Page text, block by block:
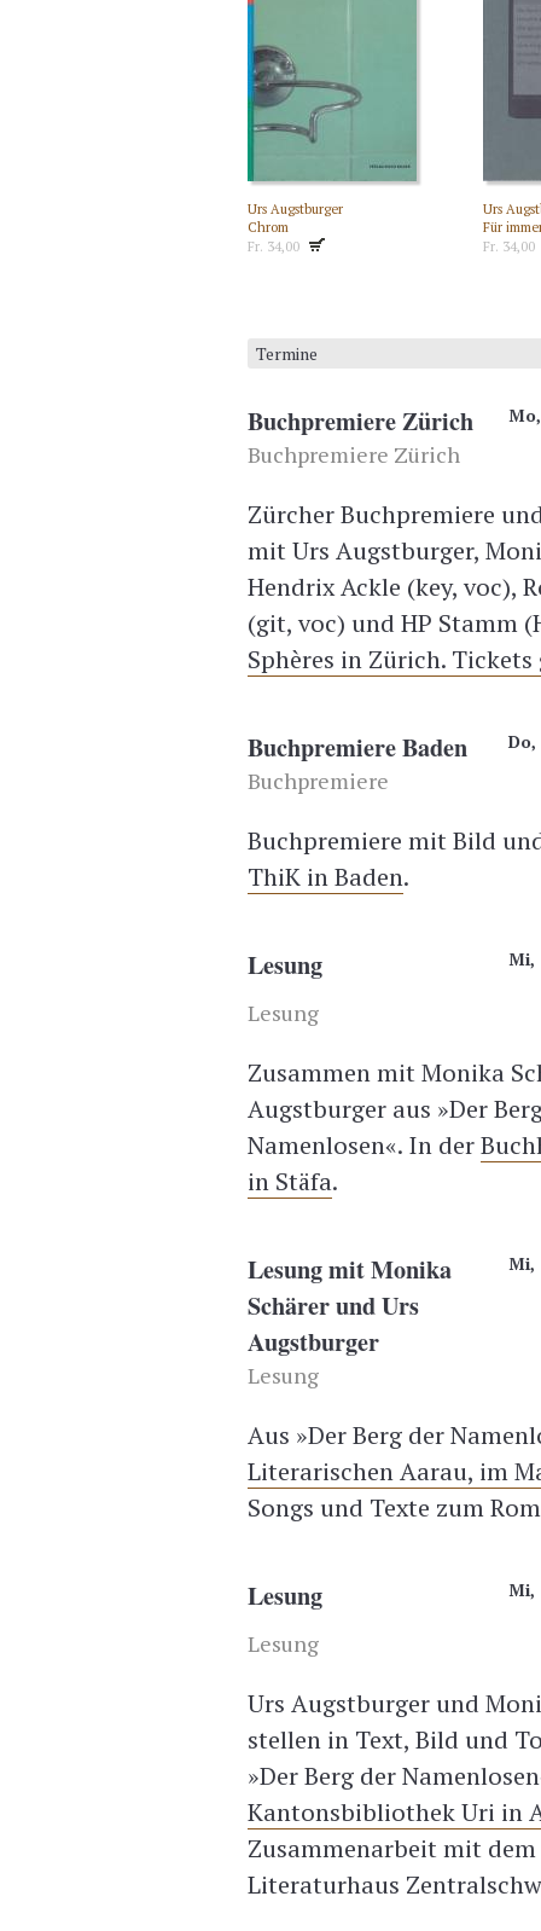
Urs Augstburger
Chrom
Fr. 34,00
Urs
Für
Fr. 34,00
Termine
Buchpremiere Zürich
Buchpremiere Zürich
Zürcher Buchpremiere
mit Urs Augstburger,
Hendrix Ackle (key, voc),
(git, voc) und HP Stamm
Sphères in Zürich.
Buchpremiere Baden Do,
Buchpremiere
Buchpremiere mit Bild
ThiK in Baden.
Lesung Mi,
Lesung
Zusammen mit Monika
Augstburger aus »Der
Namenlosen«. In der
in Stäfa.
Lesung mit Monika
Schärer und Urs
Augstburger
Mi,
Lesung
Aus »Der Berg der
Literarischen Aarau, im
Songs und Texte zum
Lesung Mi,
Lesung
Urs Augstburger und
stellen in Text, Bild und
»Der Berg der
Kantonsbibliothek Uri in
Zusammenarbeit mit dem
Literaturhaus